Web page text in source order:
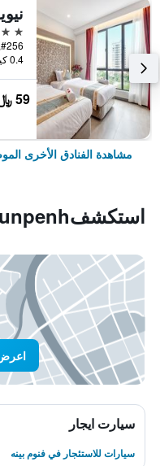
3 نجوم
0.4 كيلومتر عن وسط المدينة
59 ﷼
مشاهدة الفنادق الأخرى
استكشفDounpenh, فنوم بينه
سيارت ايجار
سيارات للاستئجار في فنوم بينه